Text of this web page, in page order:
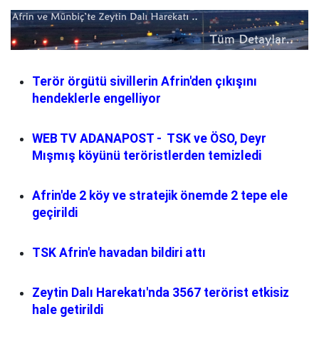
Terör örgütü sivillerin Afrin'den çıkışını
hendeklerle engelliyor
WEB TV ADANAPOST - TSK ve ÖSO, Deyr
Mışmış köyünü teröristlerden temizledi
Afrin'de 2 köy ve stratejik önemde 2 tepe ele
geçirildi
TSK Afrin'e havadan bildiri attı
Zeytin Dalı Harekatı'nda 3567 terörist etkisiz
hale getirildi